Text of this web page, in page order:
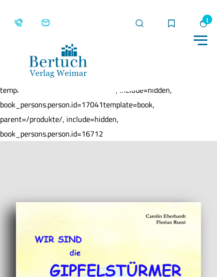
Merkliste
Home Produkte
template=book, parent=/produkte/, include=hidden,
book_persons.person.id=17041template=book,
parent=/produkte/, include=hidden,
book_persons.person.id=16712